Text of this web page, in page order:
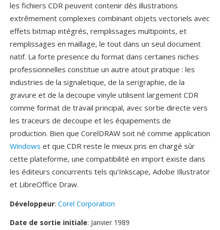
les fichiers CDR peuvent contenir dès illustrations
extrêmement complexes combinant objets vectoriels avec
effets bitmap intégrés, remplissages multipoints, et
remplissages en maillage, le tout dans un seul document
natif. La forte presence du format dans certaines niches
professionnelles constitue un autre atout pratique : les
industries de la signaletique, de la serigraphie, de la
gravure et de la decoupe vinyle utilisent largement CDR
comme format de travail principal, avec sortie directe vers
les traceurs de decoupe et les équipements de
production. Bien que CorelDRAW soit né comme application
Windows et que CDR reste le mieux pris en chargé sûr
cette plateforme, une compatibilité en import existe dans
les éditeurs concurrents tels qu'Inkscape, Adobe Illustrator
et LibreOffice Draw.
Développeur: Corel Corporation
Date de sortie initiale: Janvier 1989